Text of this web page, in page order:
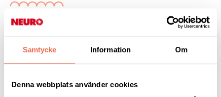
Samtycke Information Om
Denna webbplats använder cookies
10 januari 2025
inflammation och högt blodsocker, som kan skada kroppens
AI för att bedöma hjärnors utseende hos 70-åringar.